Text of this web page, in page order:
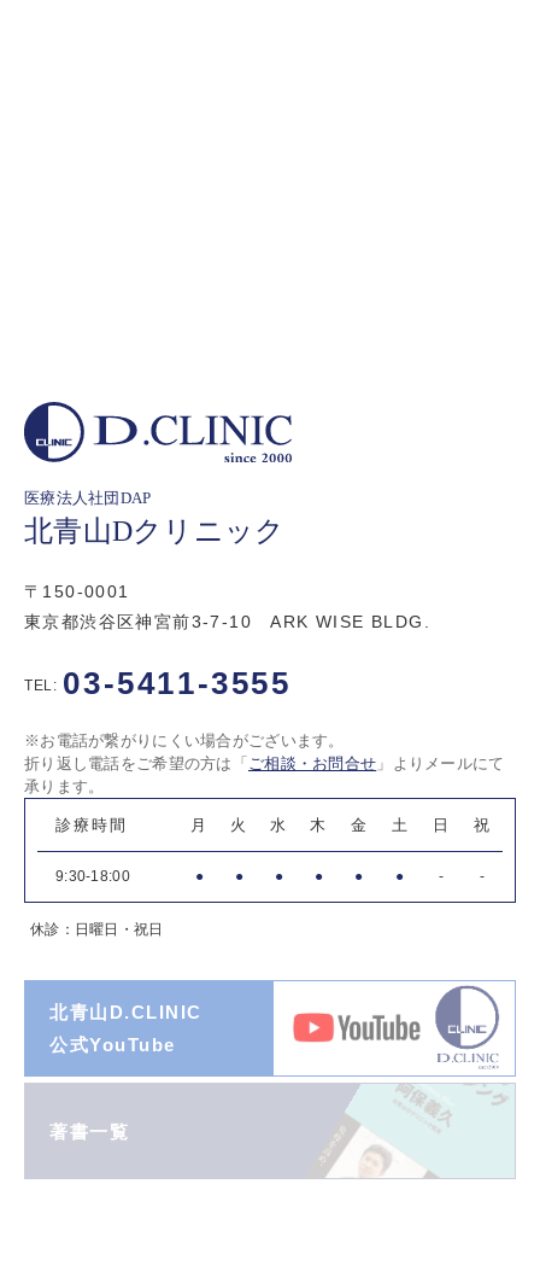
医療法人社団DAP
北青山Dクリニック
〒150-0001
東京都渋谷区神宮前3-7-10 ARK WISE BLDG.
TEL: 03-5411-3555
※お電話が繋がりにくい場合がございます。
折り返し電話をご希望の方は「 ご相談・お問合せ 」よりメールにて
承ります。
診療時間 月 火 水 木 金 土 日 祝
9:30-18:00 ● ● ● ● ● ● - -
休診：日曜日・祝日
北青山D.CLINIC
公式YouTube
著書一覧